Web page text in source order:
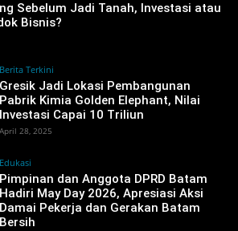
Sebelum Jadi Tanah, Investasi atau
Bisnis?
Berita Terkini
Gresik Jadi Lokasi Pembangunan
Pabrik Kimia Golden Elephant, Nilai
Investasi Capai 10 Triliun
April 28, 2025
Edukasi
Pimpinan dan Anggota DPRD Batam
Hadiri May Day 2026, Apresiasi Aksi
Damai Pekerja dan Gerakan Batam
Bersih